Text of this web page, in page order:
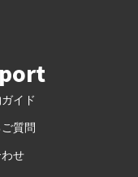
イド
質問
せ